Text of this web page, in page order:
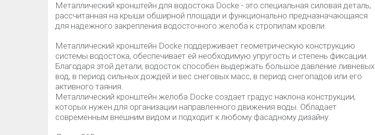
Металлический кронштейн для водостока Dосke - это специальная силовая деталь,
рассчитанная на крыши обширной площади и функционально предназначающаяся
для надежного закрепления водосточного желоба к стропилам кровли.
Металлический кронштейн Dосke поддерживает геометрическую конструкцию
системы водостока, обеспечивает ей необходимую упругость и степень фиксации.
Благодаря этой детали, водосток способен выдержать большое давление ливневых
вод, в период сильных дождей и вес снеговых масс, в период снегопадов или его
активного таяния.
Металлический кронштейн желоба Dосke создает градус наклона конструкции,
которых нужен для организации направленного движения воды. Обладает
современным внешним видом и подходит к любому фасадному дизайну.